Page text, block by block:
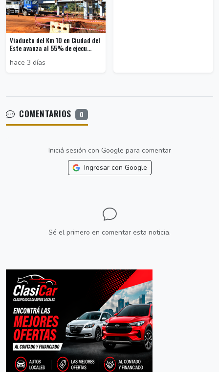
Viaducto del Km 10 en Ciudad del
Este avanza al 55% de ejecu...
hace 3 días
COMENTARIOS 0
Iniciá sesión con Google para comentar
Ingresar con Google
Sé el primero en comentar esta noticia.